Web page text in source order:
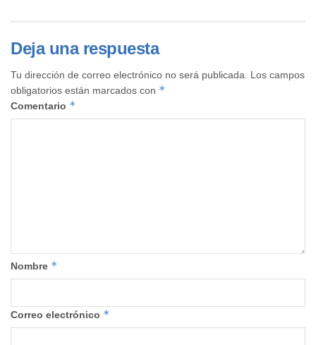
Deja una respuesta
Tu dirección de correo electrónico no será publicada.
Los campos
obligatorios están marcados con *
Comentario *
Nombre *
Correo electrónico *